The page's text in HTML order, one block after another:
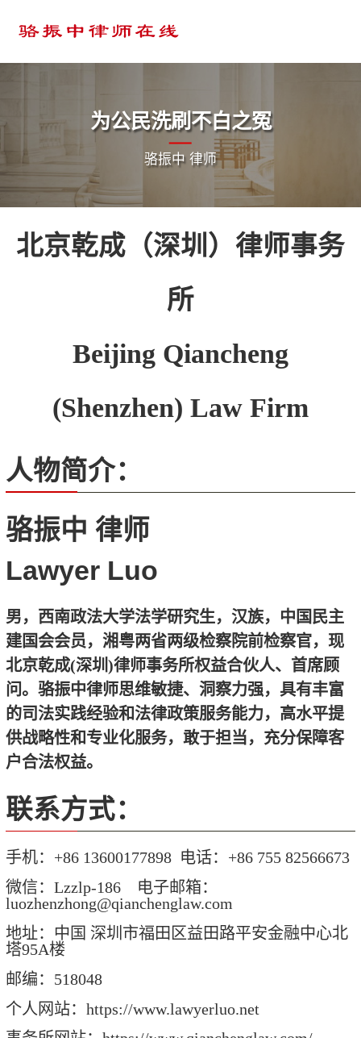
为公民洗刷不白之冤
骆振中 律师
北京乾成（深圳）律师事务
所
Beijing Qiancheng
(Shenzhen) Law Firm
人物简介：
骆振中 律师
Lawyer Luo
男，西南政法大学法学研究生，汉族，中国民主
建国会会员，湘粤两省两级检察院前检察官，现
北京乾成(深圳 )律师事务所权益合伙人、首席顾
问。骆振中律师思维敏捷、洞察力强，具有丰富
的司法实践经验和法律政策服务能力，高水平提
供战略性和专业化服务，敢于担当，充分保障客
户合法权益。
联系方式：
手机：+86 13600177898 电话：+86 755 82566673
微信：Lzzlp-186 电子邮箱：
luozhenzhong@qianchenglaw.com
地址：中国 深圳市福田区益田路平安金融中心北
塔95A楼
邮编：518048
个人网站：https://www.lawyerluo.net